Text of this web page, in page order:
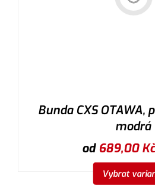
Bunda CXS OTAWA,
modrá
od689,00Kč
Vybrat